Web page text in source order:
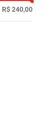
R$ 240,00